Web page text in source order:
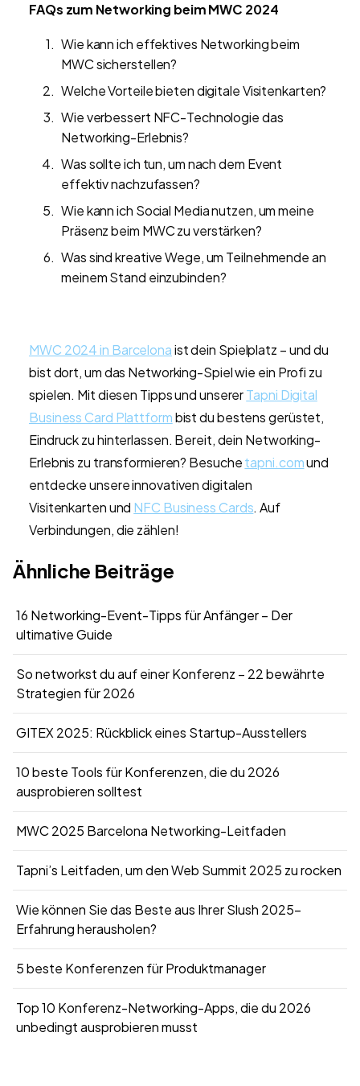
Ähnliche Beiträge
16 Networking-Event-Tipps für Anfänger – Der
ultimative Guide
So networkst du auf einer Konferenz – 22 bewährte
Strategien für 2026
GITEX 2025: Rückblick eines Startup-Ausstellers
10 beste Tools für Konferenzen, die du 2026
ausprobieren solltest
MWC 2025 Barcelona Networking-Leitfaden
Tapni’s Leitfaden, um den Web Summit 2025 zu rocken
Wie können Sie das Beste aus Ihrer Slush 2025-
Erfahrung herausholen?
5 beste Konferenzen für Produktmanager
Top 10 Konferenz-Networking-Apps, die du 2026
unbedingt ausprobieren musst
FAQs zum Networking beim MWC 2024
Wie kann ich effektives Networking beim
MWC sicherstellen?
Welche Vorteile bieten digitale Visitenkarten?
Wie verbessert NFC-Technologie das
Networking-Erlebnis?
Was sollte ich tun, um nach dem Event
effektiv nachzufassen?
Wie kann ich Social Media nutzen, um meine
Präsenz beim MWC zu verstärken?
Was sind kreative Wege, um Teilnehmende an
meinem Stand einzubinden?
MWC 2024 in Barcelonaist dein Spielplatz – und du
bist dort, um das Networking-Spiel wie ein Profi zu
spielen. Mit diesen Tipps und unsererTapni Digital
Business Card Plattformbist du bestens gerüstet,
Eindruck zu hinterlassen. Bereit, dein Networking-
Erlebnis zu transformieren? Besuchetapni.comund
entdecke unsere innovativen digitalen
Visitenkarten und NFC Business Cards. Auf
Verbindungen, die zählen!